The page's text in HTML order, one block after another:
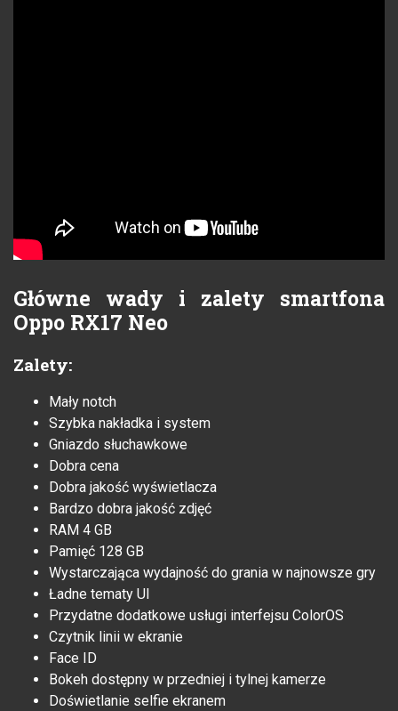
Główne wady i zalety smartfona
Oppo RX17 Neo
Zalety:
Mały notch
Szybka nakładka i system
Gniazdo słuchawkowe
Dobra cena
Dobra jakość wyświetlacza
Bardzo dobra jakość zdjęć
RAM 4 GB
Pamięć 128 GB
Wystarczająca wydajność do grania w najnowsze gry
Ładne tematy UI
Przydatne dodatkowe usługi interfejsu ColorOS
Czytnik linii w ekranie
Face ID
Bokeh dostępny w przedniej i tylnej kamerze
Doświetlanie selfie ekranem